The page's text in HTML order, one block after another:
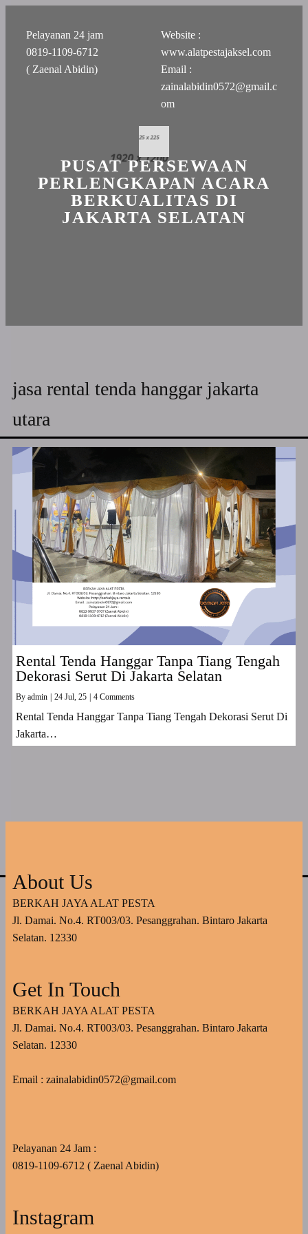
Pelayanan 24 jam
0819-1109-6712
( Zaenal Abidin)
Website :
www.alatpestajaksel.com
Email :
zainalabidin0572@gmail.c
om
PUSAT PERSEWAAN
PERLENGKAPAN ACARA
BERKUALITAS DI
JAKARTA SELATAN
jasa rental tenda hanggar jakarta
utara
Rental Tenda Hanggar Tanpa Tiang Tengah
Dekorasi Serut Di Jakarta Selatan
By admin 24 Jul, 25 4 Comments
Rental Tenda Hanggar Tanpa Tiang Tengah Dekorasi Serut Di
Jakarta…
About Us
BERKAH JAYA ALAT PESTA
Jl. Damai. No.4. RT003/03. Pesanggrahan. Bintaro Jakarta
Selatan. 12330
Get In Touch
BERKAH JAYA ALAT PESTA
Jl. Damai. No.4. RT003/03. Pesanggrahan. Bintaro Jakarta
Selatan. 12330
Email : zainalabidin0572@gmail.com
Pelayanan 24 Jam :
0819-1109-6712 ( Zaenal Abidin)
Instagram